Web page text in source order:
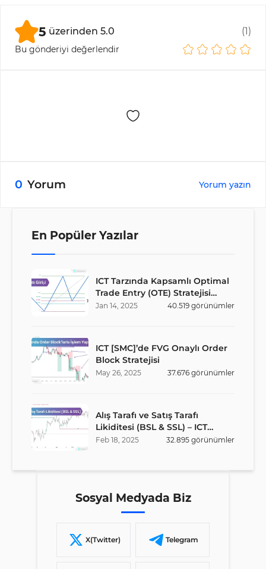
üzerindeki buy-side likiditeyi ve equal lows
altındaki sell-side likiditeyi hedefler.
5 üzerinden 5.0 (1)
Bu gönderiyi değerlendir
0 Yorum Yorum yazın
En Popüler Yazılar
ICT Tarzında Kapsamlı Optimal
Trade Entry (OTE) Stratejisi
Rehberi
Jan 14, 2025 40.519 görünümler
ICT [SMC]’de FVG Onaylı Order
Block Stratejisi
May 26, 2025 37.676 görünümler
Alış Tarafı ve Satış Tarafı
Likiditesi (BSL & SSL) – ICT
Stratejisi
Feb 18, 2025 32.895 görünümler
Sosyal Medyada Biz
X(Twitter) Telegram